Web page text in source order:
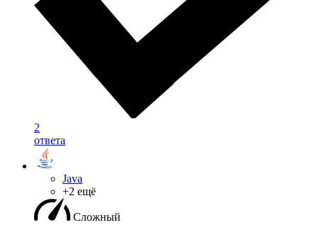
2
ответа
Java
+2 ещё
Сложный